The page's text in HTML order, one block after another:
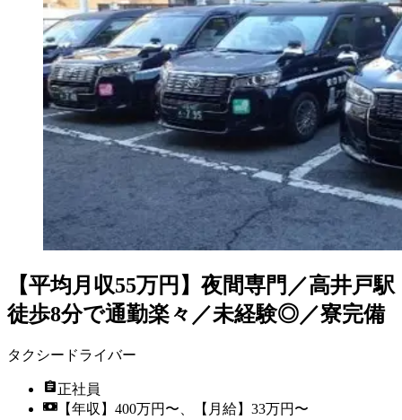
【平均月収55万円】夜間専門／高井戸駅
徒歩8分で通勤楽々／未経験◎／寮完備
タクシードライバー
正社員
【年収】400万円〜、【月給】33万円〜